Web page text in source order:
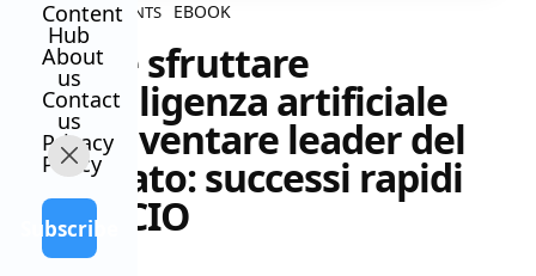
Content
Hub
About
us
Contact
us
Privacy
Policy
Subscribe
ALL CONTENTS EBOOK
Come sfruttare
l'intelligenza artificiale
per diventare leader del
mercato: successi rapidi
per i CIO